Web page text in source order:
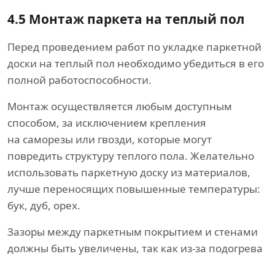
4.5 Монтаж паркета на теплый пол
Перед проведением работ по укладке паркетной
доски на теплый пол необходимо убедиться в его
полной работоспособности.
Монтаж осуществляется любым доступным
способом, за исключением крепления
на саморезы или гвозди, которые могут
повредить структуру теплого пола. Желательно
использовать паркетную доску из материалов,
лучше переносящих повышенные температуры:
бук, дуб, орех.
Зазоры между паркетным покрытием и стенами
должны быть увеличены, так как из-за подогрева